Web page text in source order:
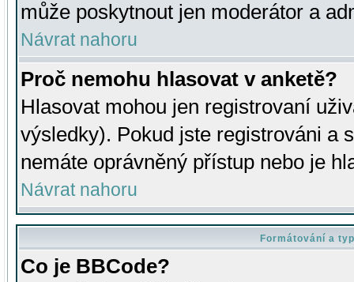
může poskytnout jen moderátor a
Návrat nahoru
Proč nemohu hlasovat v anketě?
Hlasovat mohou jen registrovaní
výsledky). Pokud jste registrováni a
nemáte oprávněný přístup nebo je
Návrat nahoru
Formátování a
Co je BBCode?